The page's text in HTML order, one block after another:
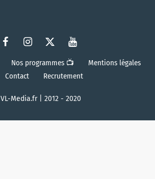
Nos programmes 📺
Mentions légales
Contact
Recrutement
VL-Media.fr | 2012 - 2020